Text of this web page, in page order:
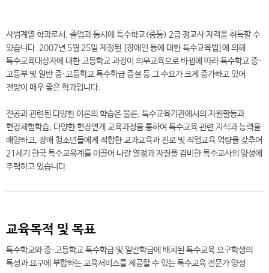
사범계열 학과로서, 졸업과 동시에 특수학교(중등) 2급 정교사 자격을 취득할 수
있습니다. 2007년 5월 25일 제정된 [장애인 등에 대한 특수교육법]에 의해
특수교육대상자에 대한 고등학교 과정이 의무교육으로 바뀜에 따라 특수학교 중·
고등부 및 일반 중·고등학교 특수학급 증설 등 그 수요가 크게 증가하고 있어
전망이 매우 좋은 학과입니다.
전공과 관련된 다양한 이론의 학습은 물론, 특수교육기관에서의 자원활동과
현장체험학습, 다양한 현장연계 교육과정을 통하여 특수교육 관련 지식과 능력을
배양하고, 장애 청소년들에게 적합한 교과교육과 진로 및 직업교육 역량을 갖추어
21세기 한국 특수교육계를 이끌어 나갈 열정과 자질을 겸비한 특수교사의 양성에
주력하고 있습니다.
교육목적 및 목표
특수학교와 중·고등학교 특수학급 및 일반학급에 배치된 특수교육 요구학생의
특성과 요구에 부합하는 교육서비스를 제공할 수 있는 특수교육 전문가 양성